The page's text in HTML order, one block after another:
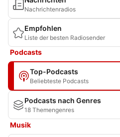
Nachrichtenradios
Empfohlen
Liste der besten Radiosender
Podcasts
Top-Podcasts
Beliebteste Podcasts
Podcasts nach Genres
18 Themengenres
Musik